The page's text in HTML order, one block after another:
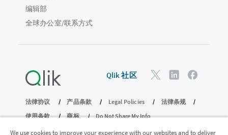
编辑部
全球办公室/联系方式
Qlik 社区
法律协议 产品条款 Legal Policies
法律条规
使用条款
商标
Do Not Share My Info
版权所有 © 1993-2026 QlikTech International AB。保留所有权利。
We use cookies to improve your experience with our websites and to deliver